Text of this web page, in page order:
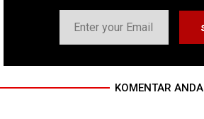
KOMENTAR ANDA